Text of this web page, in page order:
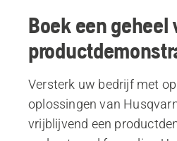
Boek een
Versterk uw bedrijf met
oplossingen van
vrijblijvend een